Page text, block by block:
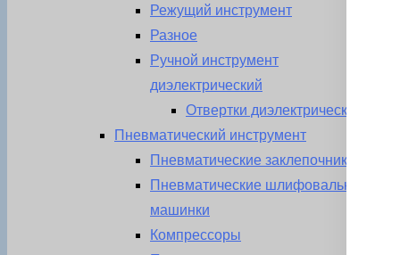
Режущий инструмент
Разное
Ручной инструмент
диэлектрический
Отвертки диэлектрические
Пневматический инструмент
Пневматические заклепочники
Пневматические шлифовальные
машинки
Компрессоры